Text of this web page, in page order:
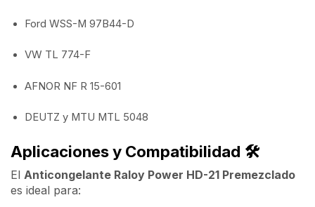
Ford WSS-M 97B44-D
VW TL 774-F
AFNOR NF R 15-601
DEUTZ y MTU MTL 5048
Aplicaciones y Compatibilidad 🛠️
El Anticongelante Raloy Power HD-21 Premezclado
es ideal para: